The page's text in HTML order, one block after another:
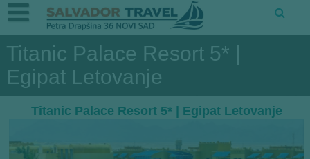
Titanic Palace Resort 5* |
Egipat Letovanje
Titanic Palace Resort 5* | Egipat Letovanje